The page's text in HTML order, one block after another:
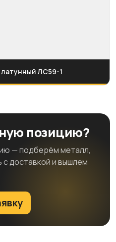
ЛС59-1
позицию?
— подберём металл,
доставкой и вышлем